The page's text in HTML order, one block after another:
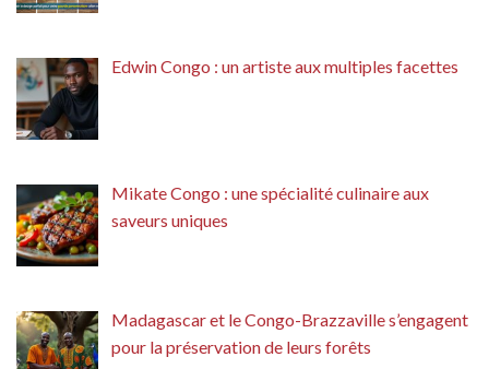
Edwin Congo : un artiste aux multiples facettes
Mikate Congo : une spécialité culinaire aux
saveurs uniques
Madagascar et le Congo-Brazzaville s’engagent
pour la préservation de leurs forêts